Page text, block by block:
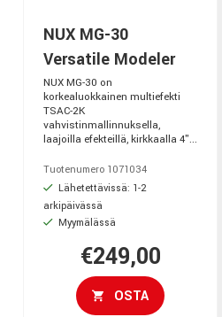
NUX MG-30
Versatile Modeler
NUX MG-30 on
korkealuokkainen multiefekti
TSAC-2K
vahvistinmallinnuksella,
laajoilla efekteillä, kirkkaalla 4"...
Tuotenumero 1071034
Lähetettävissä: 1-2
arkipäivässä
Myymälässä
€249,00
OSTA